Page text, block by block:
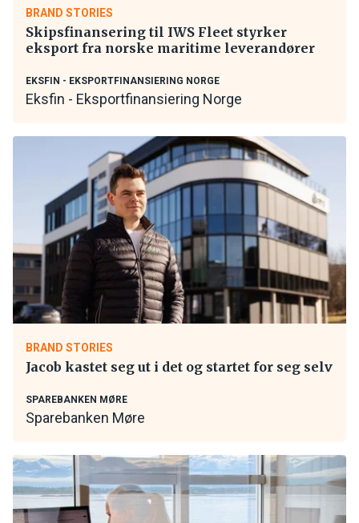
BRAND STORIES
Skipsfinansering til IWS Fleet styrker
eksport fra norske maritime leverandører
EKSFIN - EKSPORTFINANSIERING NORGE
Eksfin - Eksportfinansiering Norge
BRAND STORIES
Jacob kastet seg ut i det og startet for seg selv
SPAREBANKEN MØRE
Sparebanken Møre